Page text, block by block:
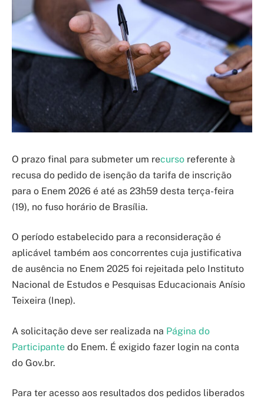
O prazo final para submeter um recurso referente à
recusa do pedido de isenção da tarifa de inscrição
para o Enem 2026 é até as 23h59 desta terça-feira
(19), no fuso horário de Brasília.
O período estabelecido para a reconsideração é
aplicável também aos concorrentes cuja justificativa
de ausência no Enem 2025 foi rejeitada pelo Instituto
Nacional de Estudos e Pesquisas Educacionais Anísio
Teixeira (Inep).
A solicitação deve ser realizada na Página do
Participante do Enem. É exigido fazer login na conta
do Gov.br.
Para ter acesso aos resultados dos pedidos liberados